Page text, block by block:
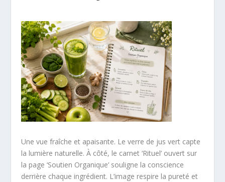
Une vue fraîche et apaisante. Le verre de jus vert capte
la lumière naturelle. À côté, le carnet ‘Rituel’ ouvert sur
la page ‘Soutien Organique’ souligne la conscience
derrière chaque ingrédient. L’image respire la pureté et